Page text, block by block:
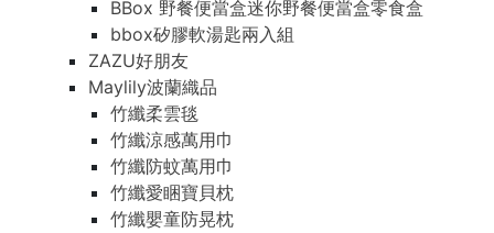
BBox 野餐便當盒迷你野餐便當盒零食盒
bbox矽膠軟湯匙兩入組
ZAZU好朋友
Maylily波蘭織品
竹纖柔雲毯
竹纖涼感萬用巾
竹纖防蚊萬用巾
竹纖愛睏寶貝枕
竹纖嬰童防晃枕